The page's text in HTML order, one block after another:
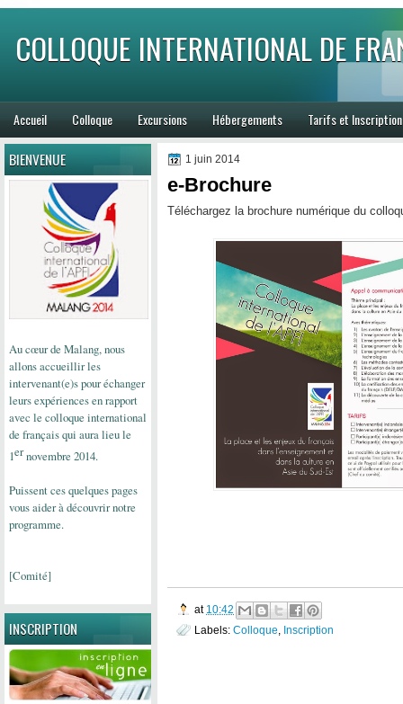
COLLOQUE INTERNATIONAL DE
Accueil Colloque Excursions Hébergements Tarifs et
1 juin 2014
e-Brochure
Téléchargez la brochure numérique du
at 10:42
Labels: Colloque Inscription
BIENVENUE
Au cœur de Malang, nous
allonsaccueillirles
intervenant(e)s pouréchanger
leurs expériences enrapport
avec le colloque international
de françaisqui aura lieu le
1ernovembre 2014.
Puissent ces quelques pages
vous aider à découvrir notre
programme.
[Comité]
INSCRIPTION